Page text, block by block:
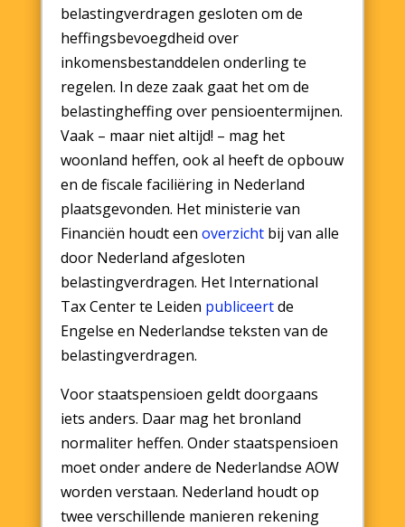
belastingverdragen gesloten om de
heffingsbevoegdheid over
inkomensbestanddelen onderling te
regelen. In deze zaak gaat het om de
belastingheffing over pensioentermijnen.
Vaak – maar niet altijd! – mag het
woonland heffen, ook al heeft de opbouw
en de fiscale faciliëring in Nederland
plaatsgevonden. Het ministerie van
Financiën houdt een overzichtbij van alle
door Nederland afgesloten
belastingverdragen. Het International
Tax Center te Leiden publiceertde
Engelse en Nederlandse teksten van de
belastingverdragen.
Voor staatspensioen geldt doorgaans
iets anders. Daar mag het bronland
normaliter heffen. Onder staatspensioen
moet onder andere de Nederlandse AOW
worden verstaan. Nederland houdt op
twee verschillende manieren rekening